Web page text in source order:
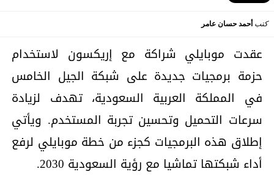
كتب أحمد حسان عامر
عقدت موبايلي شراكة مع إريكسون لاستخدام
حزمة برمجيات جديدة على شبكة الجيل الخامس
في المملكة العربية السعودية، تهدف لزيادة
سرعات التحميل وتحسين تجربة المستخدم. ويأتي
إطلاق هذه البرمجيات كجزء من خطة موبايلي لرفع
أداء شبكتها تماشيا مع رؤية السعودية 2030.